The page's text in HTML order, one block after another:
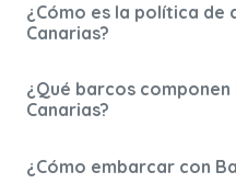
¿Cómo es la política de
Canarias?
¿Qué barcos
Canarias?
¿Cómo embarcar con